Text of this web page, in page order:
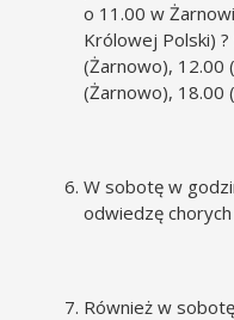
o 11.00 w
Królowej Polski)
(Żarnowo), 12.00
(Żarnowo), 18.00
W sobotę w
odwiedzę
Również w